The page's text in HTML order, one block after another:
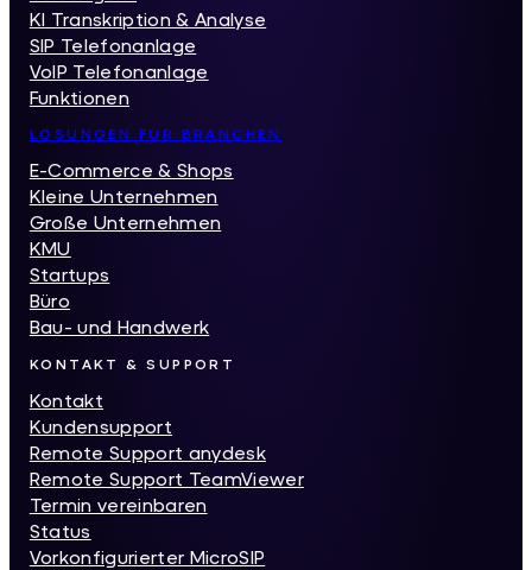
KI Transkription & Analyse
SIP Telefonanlage
VoIP Telefonanlage
Funktionen
LÖSUNGEN FÜR BRANCHEN
E-Commerce & Shops
Kleine Unternehmen
Große Unternehmen
KMU
Startups
Büro
Bau- und Handwerk
KONTAKT & SUPPORT
Kontakt
Kundensupport
Remote Support anydesk
Remote Support TeamViewer
Termin vereinbaren
Status
Vorkonfigurierter MicroSIP